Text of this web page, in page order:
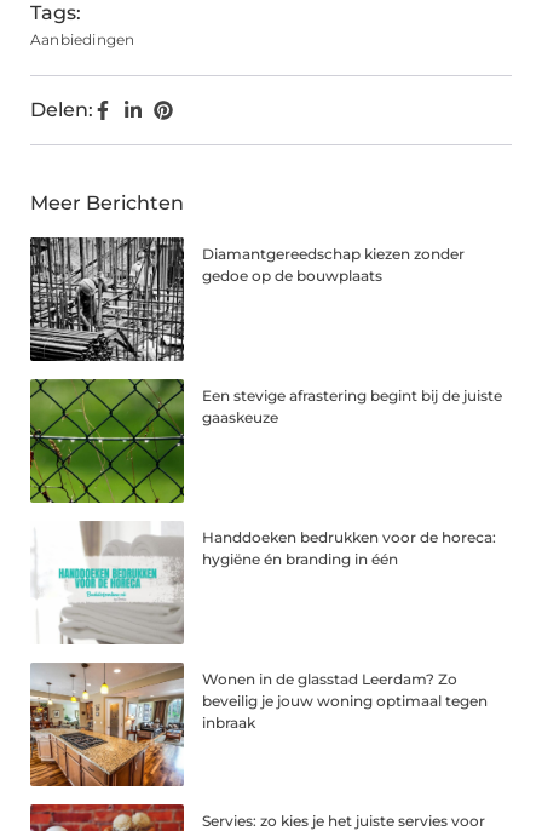
Tags:
Aanbiedingen
Delen:
Meer Berichten
Diamantgereedschap kiezen zonder
gedoe op de bouwplaats
Een stevige afrastering begint bij de juiste
gaaskeuze
Handdoeken bedrukken voor de horeca:
hygiëne én branding in één
Wonen in de glasstad Leerdam? Zo
beveilig je jouw woning optimaal tegen
inbraak
Servies: zo kies je het juiste servies voor